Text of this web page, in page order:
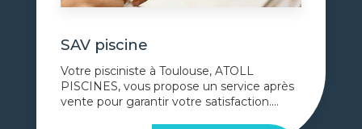
SAV piscine
Votre pisciniste à Toulouse, ATOLL
PISCINES, vous propose un service après
vente pour garantir votre satisfaction....